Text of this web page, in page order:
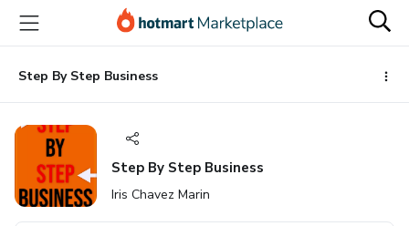
principal
página
de
página
Step By Step Business
Step By Step Business
Iris Chavez Marin